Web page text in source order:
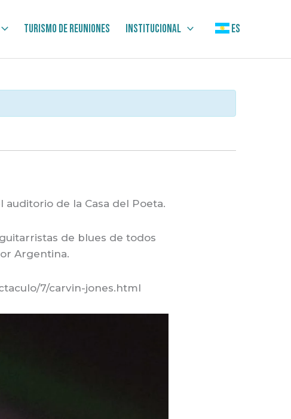
Turismo de Reuniones Institucional ES
auditorio de la Casa del Poeta.
de blues de todos
Argentina.
7/carvin-jones.html